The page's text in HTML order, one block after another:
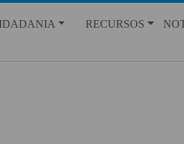
RECURSOS